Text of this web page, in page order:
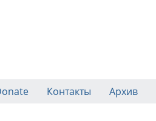
Контакты Архив